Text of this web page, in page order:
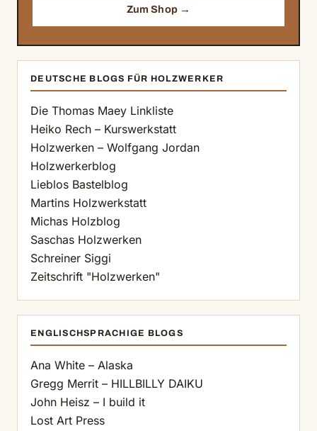
Zum Shop →
DEUTSCHE BLOGS FÜR HOLZWERKER
Die Thomas Maey Linkliste
Heiko Rech – Kurswerkstatt
Holzwerken – Wolfgang Jordan
Holzwerkerblog
Lieblos Bastelblog
Martins Holzwerkstatt
Michas Holzblog
Saschas Holzwerken
Schreiner Siggi
Zeitschrift "Holzwerken"
ENGLISCHSPRACHIGE BLOGS
Ana White – Alaska
Gregg Merrit – HILLBILLY DAIKU
John Heisz – I build it
Lost Art Press